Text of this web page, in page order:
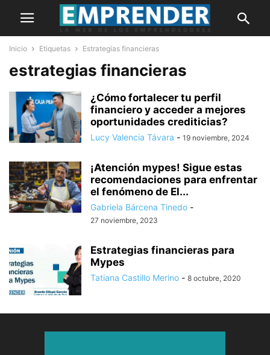
Inicio Etiquetas Estrategias financieras
estrategias financieras
¿Cómo fortalecer tu perfil
financiero y acceder a mejores
oportunidades crediticias?
Lucy Valencia Távara - 19 noviembre, 2024
¡Atención mypes! Sigue estas
recomendaciones para enfrentar
el fenómeno de El...
Gabriela Bárcena Tinedo -
27 noviembre, 2023
Estrategias financieras para
Mypes
Tatiana Castillo Merino - 8 octubre, 2020